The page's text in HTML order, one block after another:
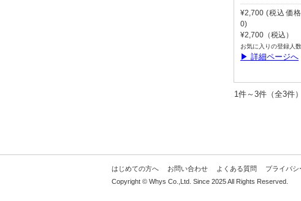
¥2,700 (税込価
0)
¥2,700（税込）
お気に入りの登録人
▶ 詳細ページへ
1件～3件（
はじめての方へ お問い合わせ よくある質問 プライバシ
Copyright © Whys Co.,Ltd. Since 2025 All Rights Reserved.